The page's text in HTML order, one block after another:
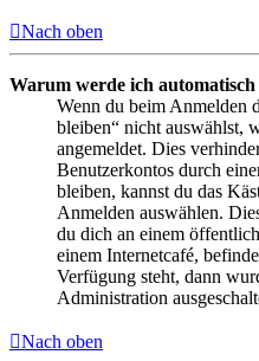
Nach oben
Warum werde ich automatisch
Wenn du beim Anmelden
bleiben“ nicht auswählst,
angemeldet. Dies
Benutzerkontos durch
bleiben, kannst du das
Anmelden auswählen.
du dich an einem
einem Internetcafé,
Verfügung steht, dann
Administration
Nach oben